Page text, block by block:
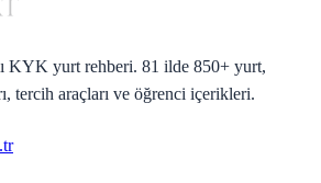
KYK yurt rehberi. 81 ilde 850+ yurt,
tercih araçları ve öğrenci içerikleri.